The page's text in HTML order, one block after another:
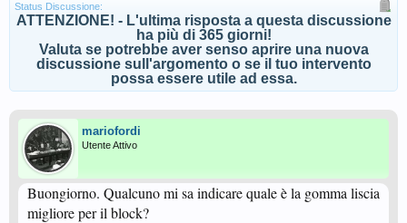
Status Discussione:
ATTENZIONE! - L'ultima risposta a questa discussione
ha più di 365 giorni!
Valuta se potrebbe aver senso aprire una nuova
discussione sull'argomento o se il tuo intervento
possa essere utile ad essa.
mariofordi
Utente Attivo
Buongiorno. Qualcuno mi sa indicare quale è la gomma liscia
migliore per il block?